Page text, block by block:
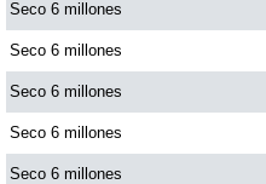
Saman de la suerte
Sinuano Día
Sinuano Noche
Seco 6 millones
Seco 6 millones
Seco 6 millones
Seco 6 millones
Seco 6 millones